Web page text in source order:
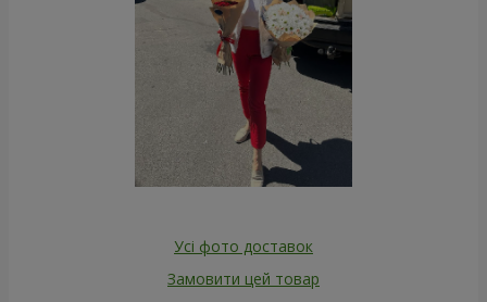
Усі фото доставок
Замовити цей товар